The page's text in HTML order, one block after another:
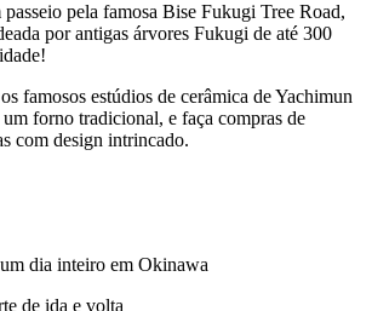
passeio pela famosa Bise Fukugi Tree Road,
por antigas árvores Fukugi de até 300
famosos estúdios de cerâmica de Yachimun
forno tradicional, e faça compras de
com design intrincado.
dia inteiro em Okinawa
de ida e volta